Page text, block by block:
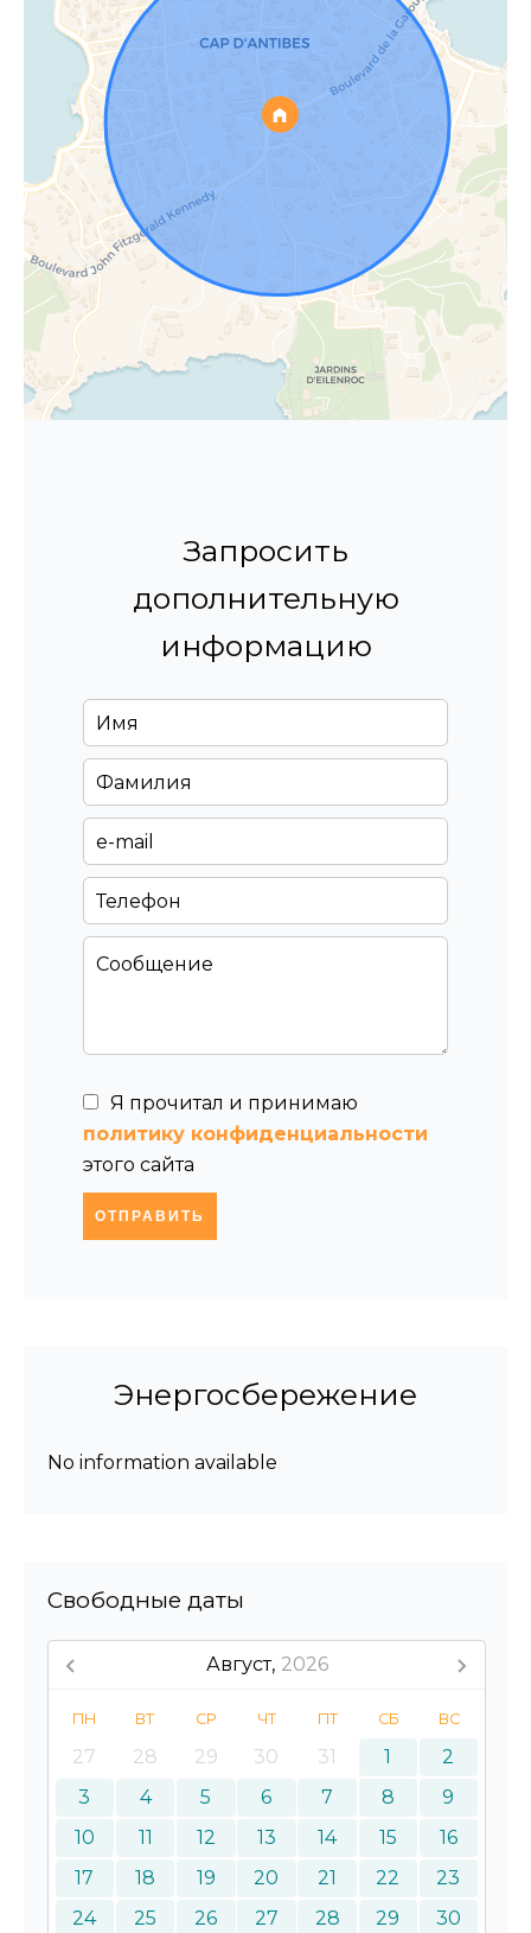
Запросить
дополнительную
информацию
Я прочитал и принимаю
политику конфиденциальности
этого сайта
ОТПРАВИТЬ
Энергосбережение
No information available
Свободные даты
Август, 2026
ПН ВТ СР ЧТ ПТ СБ ВС
27 28 29 30 31 1
2
3
4 5 6 7 8
9
10
11 12 13 14 15
16
17
18 19 20 21 22
23
24
25 26 27 28 29
30